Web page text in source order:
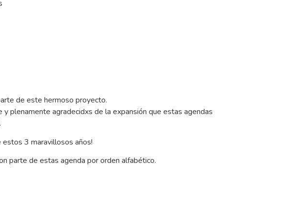
de este hermoso proyecto.
plenamente agradecidxs de la expansión que estas agendas
estos 3 maravillosos años!
parte de estas agenda por orden alfabético.